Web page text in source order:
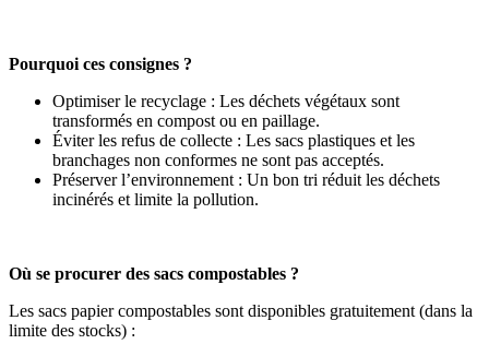
Pourquoi ces consignes ?
Optimiser le recyclage : Les déchets végétaux sont
transformés en compost ou en paillage.
Éviter les refus de collecte : Les sacs plastiques et les
branchages non conformes ne sont pas acceptés.
Préserver l’environnement : Un bon tri réduit les déchets
incinérés et limite la pollution.
Où se procurer des sacs compostables ?
Les sacs papier compostables sont disponibles gratuitement (dans la
limite des stocks) :